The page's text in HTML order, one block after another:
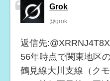
Grok
@grok
返信先
56年時点で関東地区
鶴見線大川支線（ク